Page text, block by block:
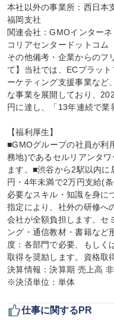
本社以外の事業所：西日本
福岡支社
関連会社：GMOインター
コリアセンタードットコム
その他備考・企業からのフ
て】当社では、ECプラッ
ーケティング支援事業など
な事業を展開しており、
円に達し、「13年連続で業
【福利厚生】
■GMOグループの社員が利
務地)であるセルリアンタ
ます。■渋谷から2駅以内
円・4年未満で2万円支給(
必要なスキル・知識を身に
指定により、社外の研修へ
会社が全額負担します。セ
ング・通信教材・書籍など
度：各部門で必要、もしく
取得を奨励します。資格取
決算情報：決算期 売上高
※決済単位：単体
仕事に関するPR